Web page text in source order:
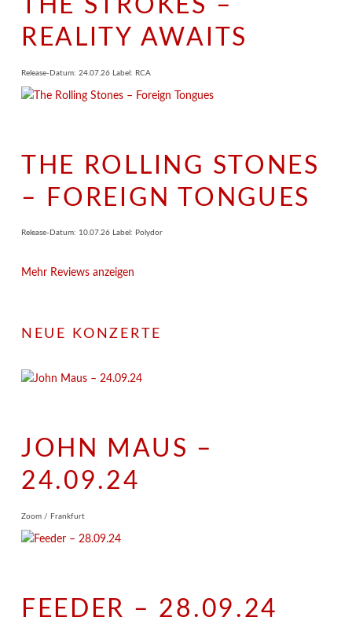
THE STROKES –
REALITY AWAITS
Release-Datum: 24.07.26 Label: RCA
THE ROLLING STONES
– FOREIGN TONGUES
Release-Datum: 10.07.26 Label: Polydor
Mehr Reviews anzeigen
NEUE KONZERTE
JOHN MAUS –
24.09.24
Zoom / Frankfurt
FEEDER – 28.09.24